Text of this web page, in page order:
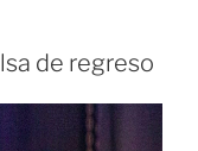
de regreso